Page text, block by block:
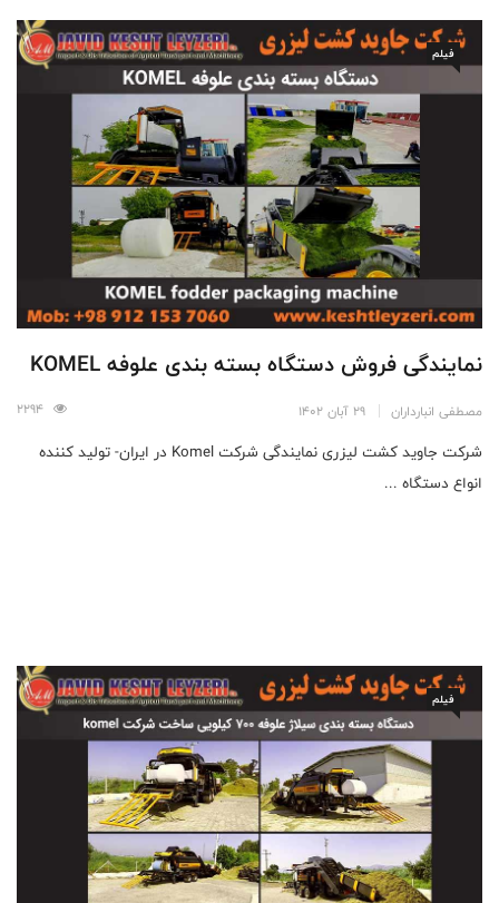
فیلم
نمایندگی فروش دستگاه بسته بندی علوفه KOMEL
مصطفی انبارداران 29 آبان 1402
شرکت جاوید کشت لیزری نمایندگی شرکت Komel در ایران- تولید کننده
انواع دستگاه ...
فیلم